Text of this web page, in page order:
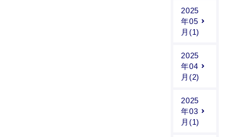
2025
年05
月(1)
2025
年04
月(2)
2025
年03
月(1)